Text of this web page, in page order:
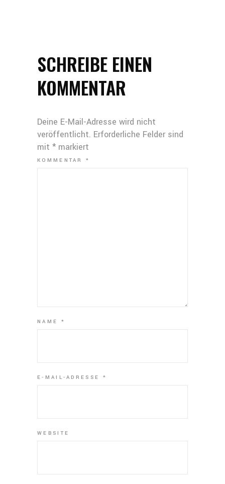
SCHREIBE EINEN
KOMMENTAR
Deine E-Mail-Adresse wird nicht
veröffentlicht. Erforderliche Felder sind
mit * markiert
KOMMENTAR*
NAME *
E-MAIL-ADRESSE *
WEBSITE